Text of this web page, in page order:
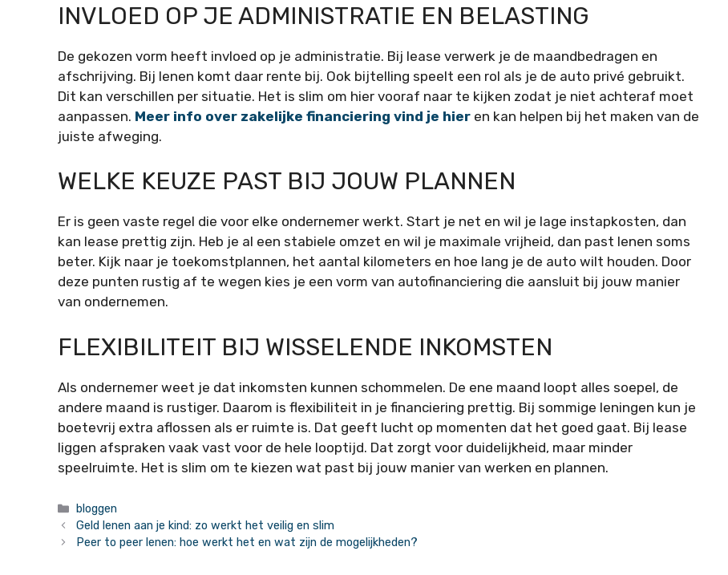
INVLOED OP JE ADMINISTRATIE EN BELASTING
De gekozen vorm heeft invloed op je administratie. Bij lease verwerk je de maandbedragen en
afschrijving. Bij lenen komt daar rente bij. Ook bijtelling speelt een rol als je de auto privé gebruikt.
Dit kan verschillen per situatie. Het is slim om hier vooraf naar te kijken zodat je niet achteraf moet
aanpassen. Meer info over zakelijke financiering vind je hier en kan helpen bij het maken van de
juiste afweging.
WELKE KEUZE PAST BIJ JOUW PLANNEN
Er is geen vaste regel die voor elke ondernemer werkt. Start je net en wil je lage instapkosten, dan
kan lease prettig zijn. Heb je al een stabiele omzet en wil je maximale vrijheid, dan past lenen soms
beter. Kijk naar je toekomstplannen, het aantal kilometers en hoe lang je de auto wilt houden. Door
deze punten rustig af te wegen kies je een vorm van autofinanciering die aansluit bij jouw manier
van ondernemen.
FLEXIBILITEIT BIJ WISSELENDE INKOMSTEN
Als ondernemer weet je dat inkomsten kunnen schommelen. De ene maand loopt alles soepel, de
andere maand is rustiger. Daarom is flexibiliteit in je financiering prettig. Bij sommige leningen kun je
boetevrij extra aflossen als er ruimte is. Dat geeft lucht op momenten dat het goed gaat. Bij lease
liggen afspraken vaak vast voor de hele looptijd. Dat zorgt voor duidelijkheid, maar minder
speelruimte. Het is slim om te kiezen wat past bij jouw manier van werken en plannen.
Categorieën
bloggen
Geld lenen aan je kind: zo werkt het veilig en slim
Peer to peer lenen: hoe werkt het en wat zijn de mogelijkheden?